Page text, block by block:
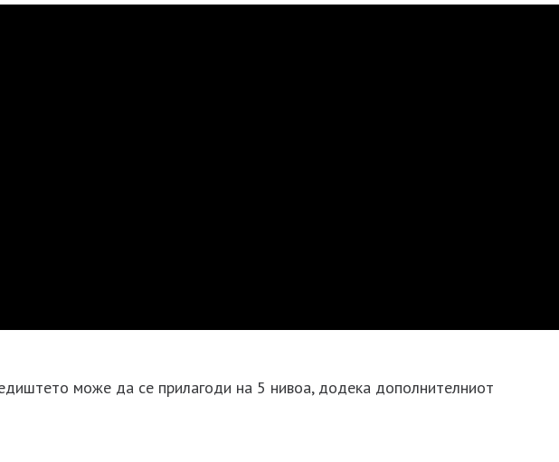
може да се прилагоди на 5 нивоа, додека дополнителниот